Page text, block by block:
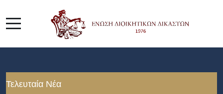
Τελευταία Νέα